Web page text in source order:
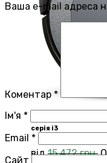
серія i3
від15,472грн.
Ваша e-mail адреса
Коментар *
Ім'я *
Email *
Сайт